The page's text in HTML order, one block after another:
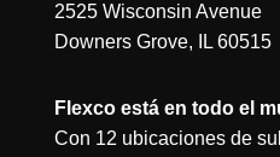
2525 Wisconsin Avenue
Downers Grove, IL 60515
Flexco está en todo el
Con 12 ubicaciones de